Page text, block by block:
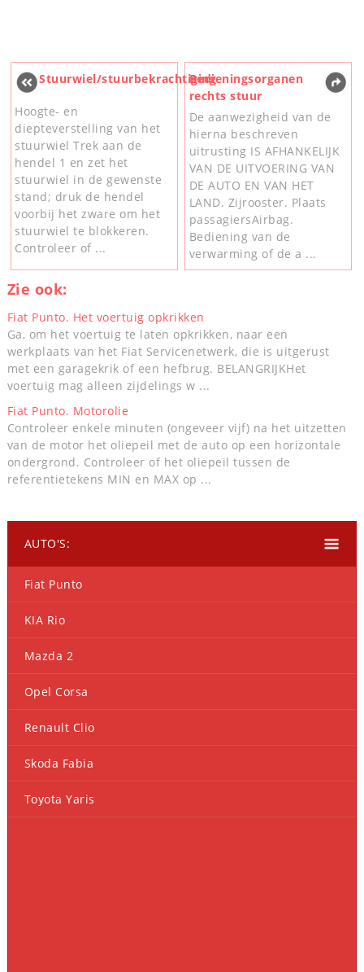
Stuurwiel/stuurbekrachtiging
Hoogte- en
diepteverstelling van het
stuurwiel Trek aan de
hendel 1 en zet het
stuurwiel in de gewenste
stand; druk de hendel
voorbij het zware om het
stuurwiel te blokkeren.
Controleer of ...
Bedieningsorganen
rechts stuur
De aanwezigheid van de
hierna beschreven
uitrusting IS AFHANKELIJK
VAN DE UITVOERING VAN
DE AUTO EN VAN HET
LAND. Zijrooster. Plaats
passagiersAirbag.
Bediening van de
verwarming of de a ...
Zie ook:
Fiat Punto. Het voertuig opkrikken
Ga, om het voertuig te laten opkrikken, naar een
werkplaats van het Fiat Servicenetwerk, die is uitgerust
met een garagekrik of een hefbrug. BELANGRIJKHet
voertuig mag alleen zijdelings w ...
Fiat Punto. Motorolie
Controleer enkele minuten (ongeveer vijf) na het uitzetten
van de motor het oliepeil met de auto op een horizontale
ondergrond. Controleer of het oliepeil tussen de
referentietekens MIN en MAX op ...
AUTO'S:
Fiat Punto
KIA Rio
Mazda 2
Opel Corsa
Renault Clio
Skoda Fabia
Toyota Yaris